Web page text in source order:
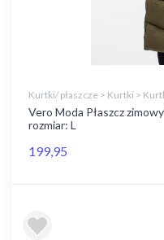
Kurtki/ płaszcze > Kurtki >
Vero Moda Płaszcz
rozmiar: L
199,95